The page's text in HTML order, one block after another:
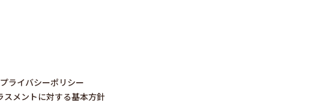
プライバシーポリシー
スメントに対する基本方針